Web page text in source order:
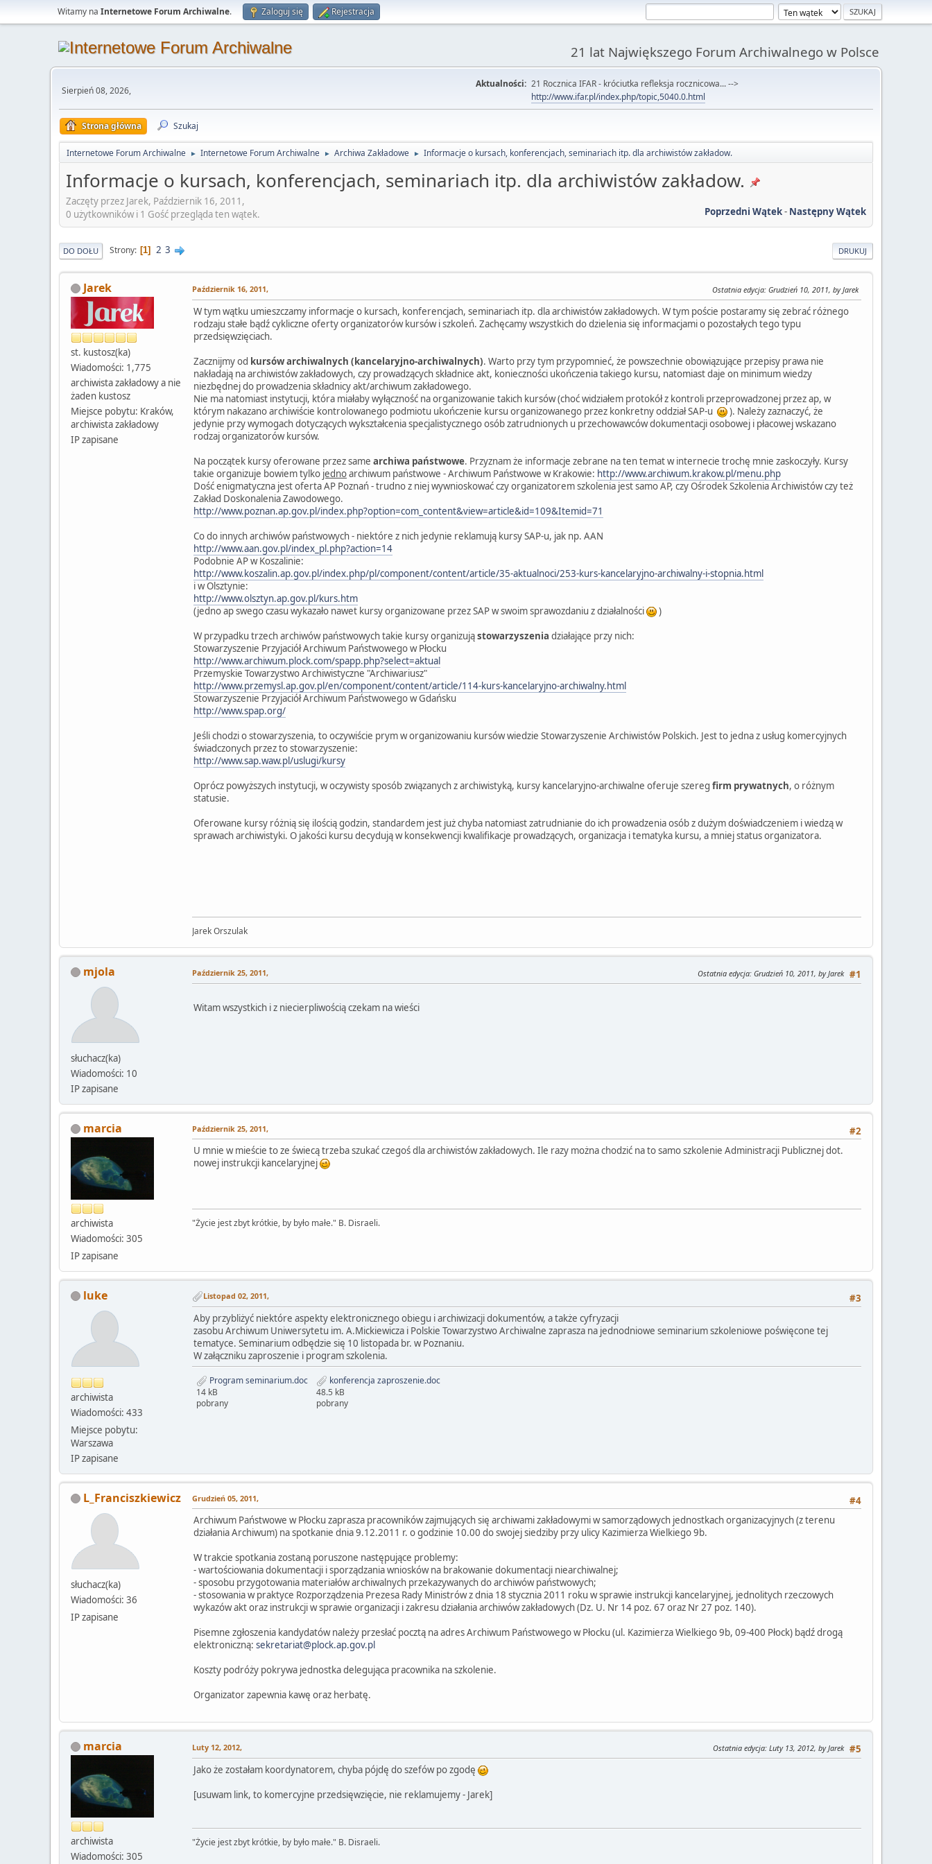
Witamy na Internetowe Forum Archiwalne. Zaloguj się Rejestracja
21 lat Największego Forum Archiwalnego w Polsce
Sierpień 08, 2026,
Aktualności: 21 Rocznica IFAR - króciutka refleksja rocznicowa... -->
http://www.ifar.pl/index.php/topic,5040.0.html
Strona główna Szukaj
Internetowe Forum Archiwalne ► Internetowe Forum Archiwalne ► Archiwa Zakładowe ► Informacje o kursach, konferencjach, seminariach itp. dla archiwistów zakładow.
Informacje o kursach, konferencjach, seminariach itp. dla archiwistów zakładow.
Zaczęty przez Jarek, Październik 16, 2011,
Poprzedni Wątek- Następny Wątek
0 użytkowników i 1 Gość przegląda ten wątek.
DRUKUJ
DO DOŁU Strony 1 2 3
Jarek
st. kustosz(ka)
Wiadomości: 1,775
archiwista zakładowy a nie
żaden kustosz
Miejsce pobytu: Kraków,
archiwista zakładowy
IP zapisane
Październik 16, 2011, Ostatnia edycja: Grudzień 10, 2011, by Jarek
W tym wątku umieszczamy informacje o kursach, konferencjach, seminariach itp. dla archiwistów zakładowych. W tym poście postaramy się zebrać różnego
rodzaju stałe bądź cykliczne oferty organizatorów kursów i szkoleń. Zachęcamy wszystkich do dzielenia się informacjami o pozostałych tego typu
przedsięwzięciach.
Zacznijmy od kursów archiwalnych (kancelaryjno-archiwalnych). Warto przy tym przypomnieć, że powszechnie obowiązujące przepisy prawa nie
nakładają na archiwistów zakładowych, czy prowadzących składnice akt, konieczności ukończenia takiego kursu, natomiast daje on minimum wiedzy
niezbędnej do prowadzenia składnicy akt/archiwum zakładowego.
Nie ma natomiast instytucji, która miałaby wyłączność na organizowanie takich kursów (choć widziałem protokół z kontroli przeprowadzonej przez ap, w
którym nakazano archiwiście kontrolowanego podmiotu ukończenie kursu organizowanego przez konkretny oddział SAP-u
). Należy zaznaczyć, że
jedynie przy wymogach dotyczących wykształcenia specjalistycznego osób zatrudnionych u przechowawców dokumentacji osobowej i płacowej wskazano
rodzaj organizatorów kursów.
Na początek kursy oferowane przez same archiwa państwowe. Przyznam że informacje zebrane na ten temat w internecie trochę mnie zaskoczyły. Kursy
takie organizuje bowiem tylko jednoarchiwum państwowe - Archiwum Państwowe w Krakowie: http://www.archiwum.krakow.pl/menu.php
Dość enigmatyczna jest oferta AP Poznań - trudno z niej wywnioskować czy organizatorem szkolenia jest samo AP, czy Ośrodek Szkolenia Archiwistów czy też
Zakład Doskonalenia Zawodowego.
http://www.poznan.ap.gov.pl/index.php?option=com_content&view=article&id=109&Itemid=71
Co do innych archiwów państwowych - niektóre z nich jedynie reklamują kursy SAP-u, jak np. AAN
http://www.aan.gov.pl/index_pl.php?action=14
Podobnie AP w Koszalinie:
http://www.koszalin.ap.gov.pl/index.php/pl/component/content/article/35-aktualnoci/253-kurs-kancelaryjno-archiwalny-i-stopnia.html
i w Olsztynie:
http://www.olsztyn.ap.gov.pl/kurs.htm
(jedno ap swego czasu wykazało nawet kursy organizowane przez SAP w swoim sprawozdaniu z działalności
)
W przypadku trzech archiwów państwowych takie kursy organizująstowarzyszenia działające przy nich:
Stowarzyszenie Przyjaciół Archiwum Państwowego w Płocku
http://www.archiwum.plock.com/spapp.php?select=aktual
Przemyskie Towarzystwo Archiwistyczne "Archiwariusz"
http://www.przemysl.ap.gov.pl/en/component/content/article/114-kurs-kancelaryjno-archiwalny.html
Stowarzyszenie Przyjaciół Archiwum Państwowego w Gdańsku
http://www.spap.org/
Jeśli chodzi o stowarzyszenia, to oczywiście prym w organizowaniu kursów wiedzie Stowarzyszenie Archiwistów Polskich. Jest to jedna z usług komercyjnych
świadczonych przez to stowarzyszenie:
http://www.sap.waw.pl/uslugi/kursy
Oprócz powyższych instytucji, w oczywisty sposób związanych z archiwistyką, kursy kancelaryjno-archiwalne oferuje szereg firm prywatnych, o różnym
statusie.
Oferowane kursy różnią się ilością godzin, standardem jest już chyba natomiast zatrudnianie do ich prowadzenia osób z dużym doświadczeniem i wiedzą w
sprawach archiwistyki. O jakości kursu decydują w konsekwencji kwalifikacje prowadzących, organizacja i tematyka kursu, a mniej status organizatora.
Jarek Orszulak
mjola
słuchacz(ka)
Wiadomości: 10
IP zapisane
#1
Październik 25, 2011, Ostatnia edycja: Grudzień 10, 2011, by Jarek
Witam wszystkich i z niecierpliwością czekam na wieści
marcia
archiwista
Wiadomości: 305
IP zapisane
#2
Październik 25, 2011,
U mnie w mieście to ze świecą trzeba szukać czegoś dla archiwistów zakładowych. Ile razy można chodzić na to samo szkolenie Administracji Publicznej dot.
nowej instrukcji kancelaryjnej
"Życie jest zbyt krótkie, by było małe." B. Disraeli.
luke
archiwista
Wiadomości: 433
Miejsce pobytu:
Warszawa
IP zapisane
#3
Listopad 02, 2011,
Aby przybliżyć niektóre aspekty elektronicznego obiegu i archiwizacji dokumentów, a także cyfryzacji
zasobu Archiwum Uniwersytetu im. A.Mickiewicza i Polskie Towarzystwo Archiwalne zaprasza na jednodniowe seminarium szkoleniowe poświęcone tej
tematyce. Seminarium odbędzie się 10 listopada br. w Poznaniu.
W załączniku zaproszenie i program szkolenia.
Program seminarium.doc
14 kB
pobrany
konferencja zaproszenie.doc
48.5 kB
pobrany
L_Franciszkiewicz
słuchacz(ka)
Wiadomości: 36
IP zapisane
#4
Grudzień 05, 2011,
Archiwum Państwowe w Płocku zaprasza pracowników zajmujących się archiwami zakładowymi w samorządowych jednostkach organizacyjnych (z terenu
działania Archiwum) na spotkanie dnia 9.12.2011 r. o godzinie 10.00 do swojej siedziby przy ulicy Kazimierza Wielkiego 9b.
W trakcie spotkania zostaną poruszone następujące problemy:
- wartościowania dokumentacji i sporządzania wniosków na brakowanie dokumentacji niearchiwalnej;
- sposobu przygotowania materiałów archiwalnych przekazywanych do archiwów państwowych;
- stosowania w praktyce Rozporządzenia Prezesa Rady Ministrów z dnia 18 stycznia 2011 roku w sprawie instrukcji kancelaryjnej, jednolitych rzeczowych
wykazów akt oraz instrukcji w sprawie organizacji i zakresu działania archiwów zakładowych (Dz. U. Nr 14 poz. 67 oraz Nr 27 poz. 140).
Pisemne zgłoszenia kandydatów należy przesłać pocztą na adres Archiwum Państwowego w Płocku (ul. Kazimierza Wielkiego 9b, 09-400 Płock) bądź drogą
elektroniczną: sekretariat@plock.ap.gov.pl
Koszty podróży pokrywa jednostka delegująca pracownika na szkolenie.
Organizator zapewnia kawę oraz herbatę.
marcia
archiwista
Wiadomości: 305
#5
Luty 12, 2012, Ostatnia edycja: Luty 13, 2012, by Jarek
Jako że zostałam koordynatorem, chyba pójdę do szefów po zgodę
[usuwam link, to komercyjne przedsięwzięcie, nie reklamujemy - Jarek]
"Życie jest zbyt krótkie, by było małe." B. Disraeli.